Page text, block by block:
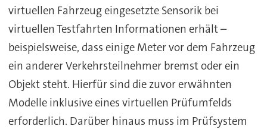
virtuellen Fahrzeug eingesetzte Sensorik bei
virtuellen Testfahrten Informationen erhält –
beispielsweise, dass einige Meter vor dem Fahrzeug
ein anderer Verkehrsteilnehmer bremst oder ein
Objekt steht. Hierfür sind die zuvor erwähnten
Modelle inklusive eines virtuellen Prüfumfelds
erforderlich. Darüber hinaus muss im Prüfsystem